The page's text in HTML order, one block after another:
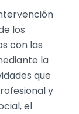
los
con las
la
que
y
el